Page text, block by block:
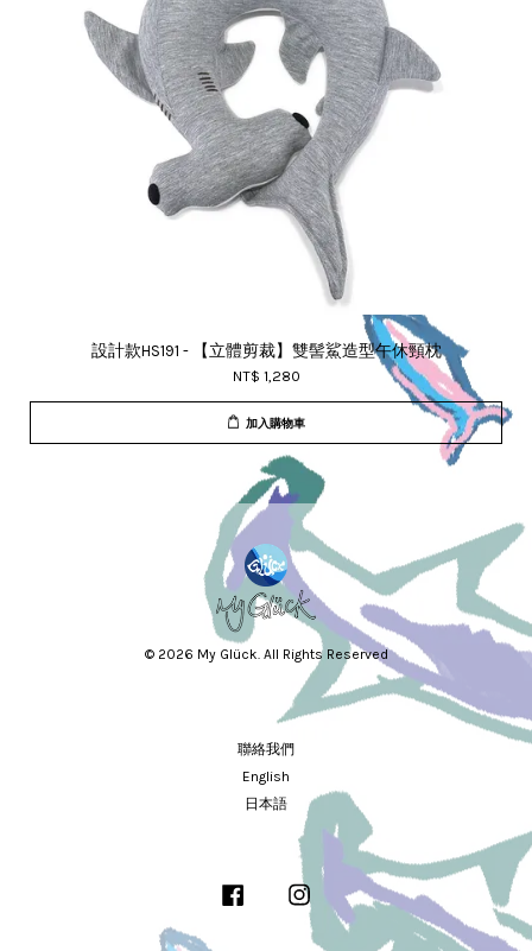
設計款HS191 - 【立體剪裁】雙髻鯊造型午休頸枕
NT$ 1,280
加入購物車
© 2026 My Glück. All Rights Reserved
聯絡我們
English
日本語
Facebook Instagram